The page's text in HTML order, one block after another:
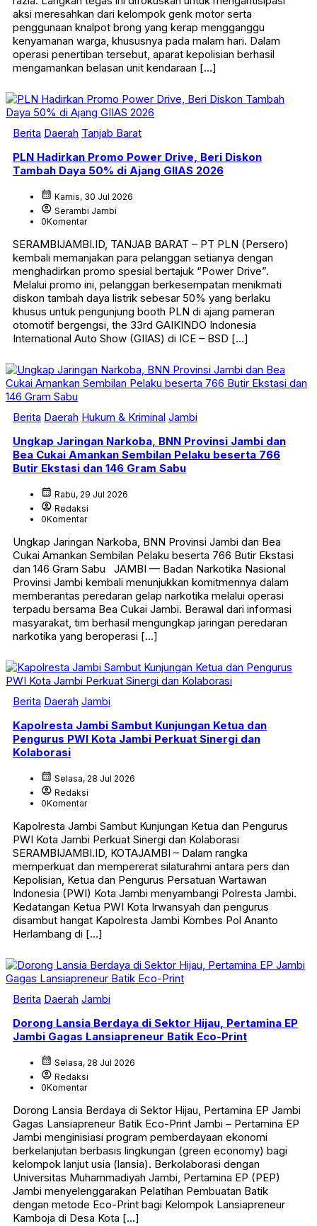
aksi meresahkan dari kelompok genk motor serta
penggunaan knalpot brong yang kerap mengganggu
kenyamanan warga, khususnya pada malam hari. Dalam
operasi penertiban tersebut, aparat kepolisian berhasil
mengamankan belasan unit kendaraan […]
Berita Daerah Tanjab Barat
PLN Hadirkan Promo Power Drive, Beri Diskon
Tambah Daya 50% di Ajang GIIAS 2026
calendar_month Kamis, 30 Jul 2026
account_circle Serambi Jambi
0Komentar
SERAMBIJAMBI.ID, TANJAB BARAT – PT PLN (Persero)
kembali memanjakan para pelanggan setianya dengan
menghadirkan promo spesial bertajuk “Power Drive”.
Melalui promo ini, pelanggan berkesempatan menikmati
diskon tambah daya listrik sebesar 50% yang berlaku
khusus untuk pengunjung booth PLN di ajang pameran
otomotif bergengsi, the 33rd GAIKINDO Indonesia
International Auto Show (GIIAS) di ICE – BSD […]
Berita Daerah Hukum & Kriminal Jambi
Ungkap Jaringan Narkoba, BNN Provinsi Jambi dan
Bea Cukai Amankan Sembilan Pelaku beserta 766
Butir Ekstasi dan 146 Gram Sabu
calendar_month Rabu, 29 Jul 2026
account_circle Redaksi
0Komentar
Ungkap Jaringan Narkoba, BNN Provinsi Jambi dan Bea
Cukai Amankan Sembilan Pelaku beserta 766 Butir Ekstasi
dan 146 Gram Sabu JAMBI — Badan Narkotika Nasional
Provinsi Jambi kembali menunjukkan komitmennya dalam
memberantas peredaran gelap narkotika melalui operasi
terpadu bersama Bea Cukai Jambi. Berawal dari informasi
masyarakat, tim berhasil mengungkap jaringan peredaran
narkotika yang beroperasi […]
Berita Daerah Jambi
Kapolresta Jambi Sambut Kunjungan Ketua dan
Pengurus PWI Kota Jambi Perkuat Sinergi dan
Kolaborasi
calendar_month Selasa, 28 Jul 2026
account_circle Redaksi
0Komentar
Kapolresta Jambi Sambut Kunjungan Ketua dan Pengurus
PWI Kota Jambi Perkuat Sinergi dan Kolaborasi
SERAMBIJAMBI.ID, KOTAJAMBI – Dalam rangka
memperkuat dan mempererat silaturahmi antara pers dan
Kepolisian, Ketua dan Pengurus Persatuan Wartawan
Indonesia (PWI) Kota Jambi menyambangi Polresta Jambi.
Kedatangan Ketua PWI Kota Irwansyah dan pengurus
disambut hangat Kapolresta Jambi Kombes Pol Ananto
Herlambang di […]
Berita Daerah Jambi
Dorong Lansia Berdaya di Sektor Hijau, Pertamina EP
Jambi Gagas Lansiapreneur Batik Eco-Print
calendar_month Selasa, 28 Jul 2026
account_circle Redaksi
0Komentar
Dorong Lansia Berdaya di Sektor Hijau, Pertamina EP Jambi
Gagas Lansiapreneur Batik Eco-Print Jambi – Pertamina EP
Jambi menginisiasi program pemberdayaan ekonomi
berkelanjutan berbasis lingkungan (green economy) bagi
kelompok lanjut usia (lansia). Berkolaborasi dengan
Universitas Muhammadiyah Jambi, Pertamina EP (PEP)
Jambi menyelenggarakan Pelatihan Pembuatan Batik
dengan metode Eco-Print bagi Kelompok Lansiapreneur
Kamboja di Desa Kota […]